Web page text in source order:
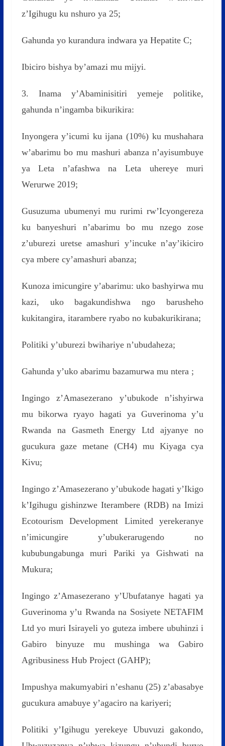
z’Igihugu ku nshuro ya 25;
Gahunda yo kurandura indwara ya Hepatite C;
Ibiciro bishya by’amazi mu mijyi.
3. Inama y’Abaminisitiri yemeje politike,
gahunda n’ingamba bikurikira:
Inyongera y’icumi ku ijana (10%) ku mushahara
w’abarimu bo mu mashuri abanza n’ayisumbuye
ya Leta n’afashwa na Leta uhereye muri
Werurwe 2019;
Gusuzuma ubumenyi mu rurimi rw’Icyongereza
ku banyeshuri n’abarimu bo mu nzego zose
z’uburezi uretse amashuri y’incuke n’ay’ikiciro
cya mbere cy’amashuri abanza;
Kunoza imicungire y’abarimu: uko bashyirwa mu
kazi, uko bagakundishwa ngo barusheho
kukitangira, itarambere ryabo no kubakurikirana;
Politiki y’uburezi bwihariye n’ubudaheza;
Gahunda y’uko abarimu bazamurwa mu ntera ;
Ingingo z’Amasezerano y’ubukode n’ishyirwa
mu bikorwa ryayo hagati ya Guverinoma y’u
Rwanda na Gasmeth Energy Ltd ajyanye no
gucukura gaze metane (CH4) mu Kiyaga cya
Kivu;
Ingingo z’Amasezerano y’ubukode hagati y’Ikigo
k’Igihugu gishinzwe Iterambere (RDB) na Imizi
Ecotourism Development Limited yerekeranye
n’imicungire y’ubukerarugendo no
kububungabunga muri Pariki ya Gishwati na
Mukura;
Ingingo z’Amasezerano y’Ubufatanye hagati ya
Guverinoma y’u Rwanda na Sosiyete NETAFIM
Ltd yo muri Isirayeli yo guteza imbere ubuhinzi i
Gabiro binyuze mu mushinga wa Gabiro
Agribusiness Hub Project (GAHP);
Impushya makumyabiri n’eshanu (25) z’abasabye
gucukura amabuye y’agaciro na kariyeri;
Politiki y’Igihugu yerekeye Ubuvuzi gakondo,